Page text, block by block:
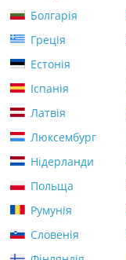
Болгарія
Греція
Естонія
Іспанія
Латвія
Люксембург
Нідерланди
Польща
Румунія
Словенія